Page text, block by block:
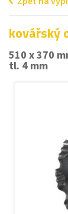
kovářský
510 x 370
tl. 4 mm